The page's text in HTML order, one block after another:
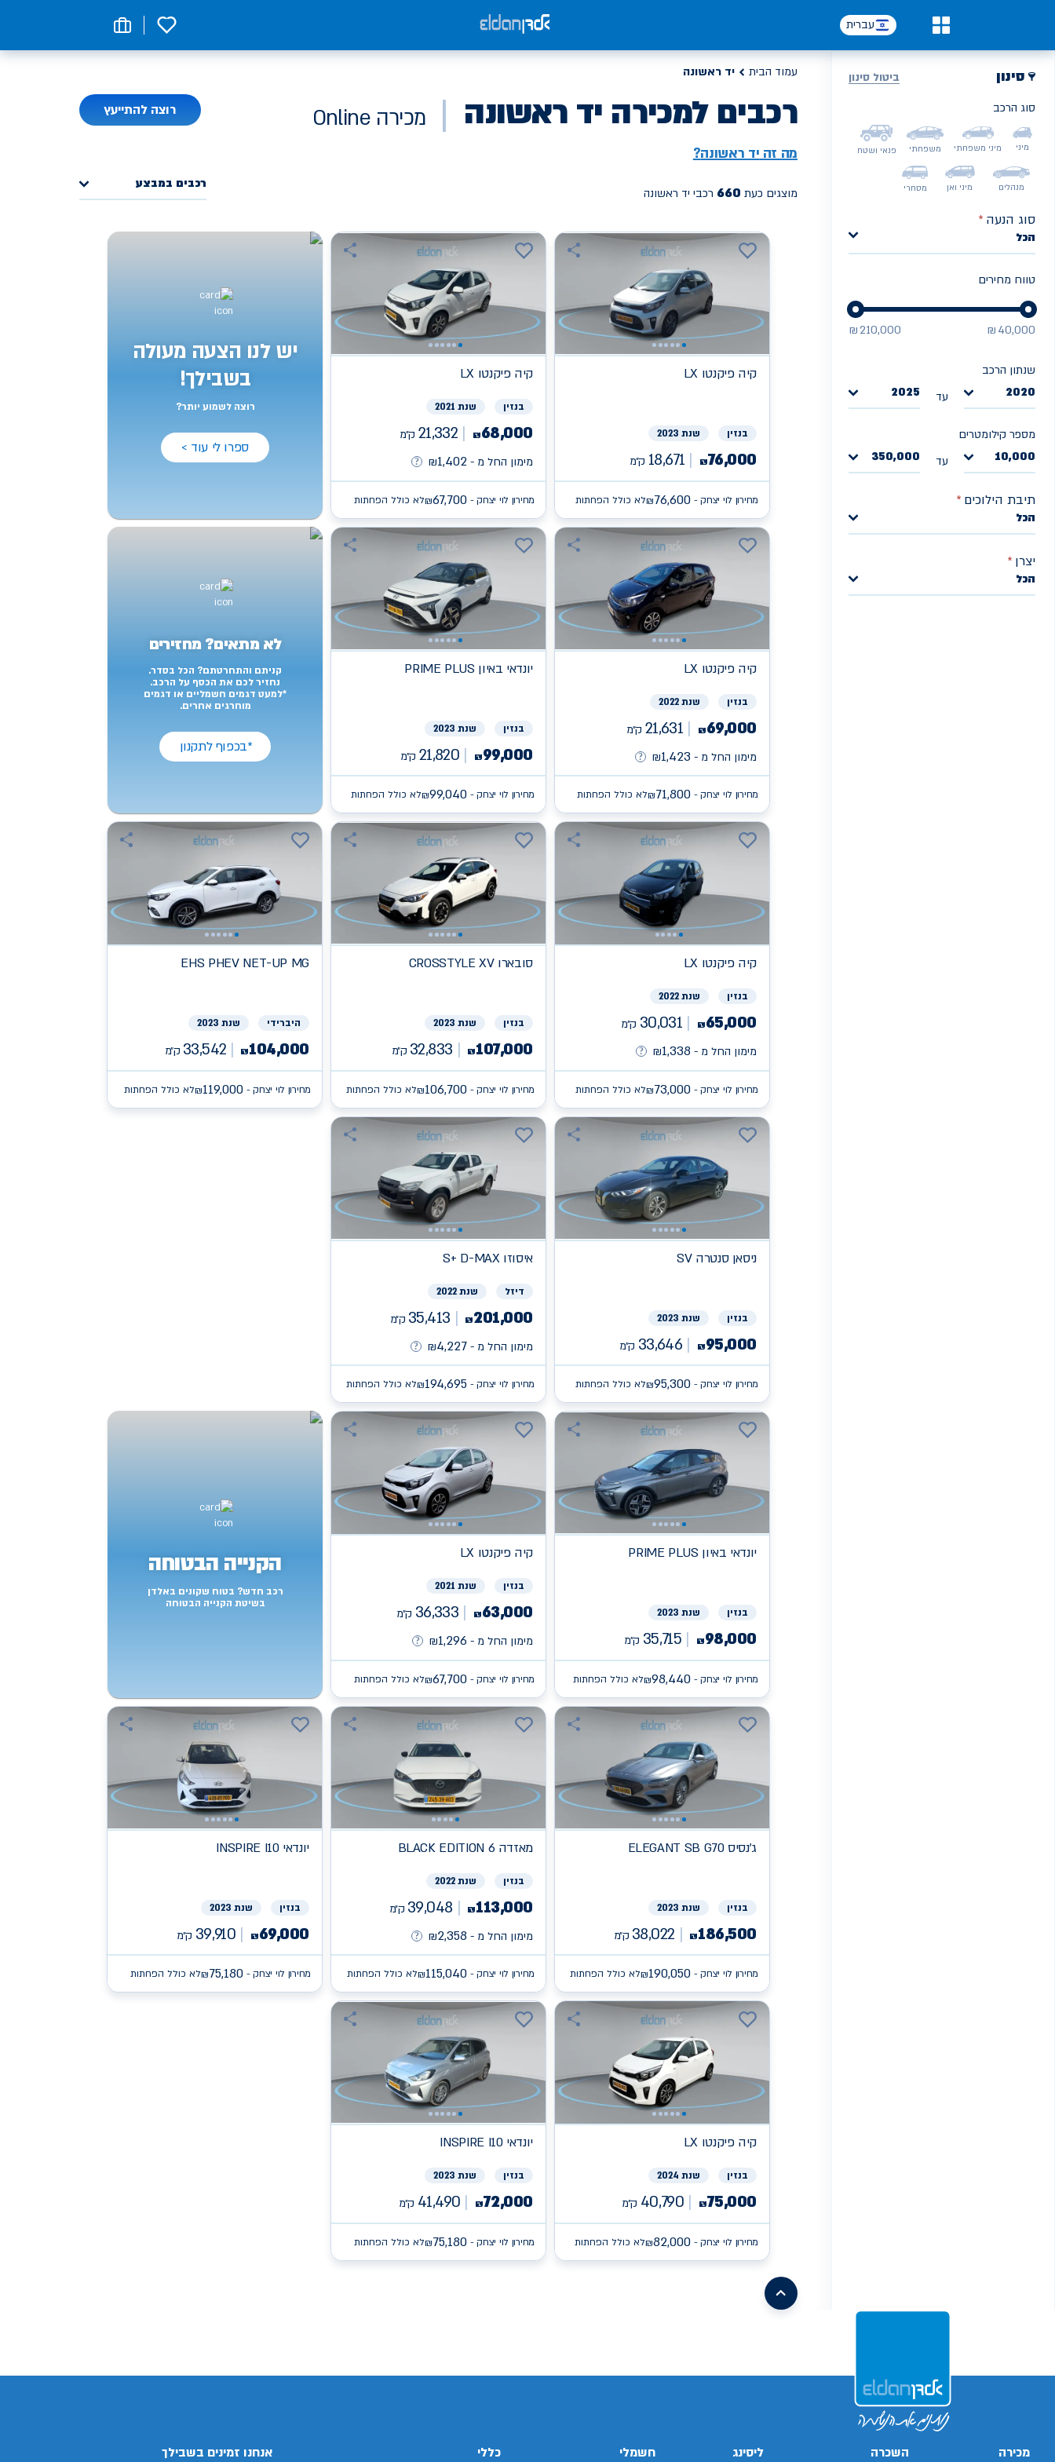
עברית 0
סינון ביטול סינון
סוג הרכב
מיני מיני משפחתי משפחתי פנאי ושטח
מנהלים מיני ואן מסחרי
סוג הנעה *
הכל
טווח מחירים
₪ 40,000
₪ 210,000
שנתון הרכב
2020
עד 2025
מספר קילומטרים
10,000
עד 350,000
תיבת הילוכים *
הכל
יצרן *
הכל
עמוד הבית יד ראשונה
רכבים למכירה יד ראשונה מכירה Online רוצה להתייעץ
מה זה יד ראשונה?
מוצגים כעת רכבי יד ראשונה
רכבים במבצע
קיהפיקנטו LX
בנזין שנת 2023
₪76,000
18,671 ק״מ
מחירון לוי יצחק - ₪76,600 לא כולל הפחתות
קיהפיקנטו LX
בנזין שנת 2021
₪68,000
21,332 ק״מ
מימון החל מ -
₪1,402
מחירון לוי יצחק - ₪67,700 לא כולל הפחתות
יש לנו הצעה מעולה
בשבילך!
רוצה לשמוע יותר?
ספרו לי עוד >
קיהפיקנטו LX
בנזין שנת 2022
₪69,000
21,631 ק״מ
מימון החל מ -
₪1,423
מחירון לוי יצחק - ₪71,800 לא כולל הפחתות
יונדאי PRIME PLUS באיון
בנזין שנת 2023
₪99,000
21,820 ק״מ
מחירון לוי יצחק - ₪99,040 לא כולל הפחתות
לא מתאים? מחזירים
קניתם והתחרטתם? הכל בסדר.
נחזיר לכם את הכסף על הרכב.
*למעט דגמים חשמליים או דגמים
מוחרגים אחרים.
*בכפוף לתקנון
קיהפיקנטו LX
בנזין שנת 2022
₪65,000
30,031 ק״מ
מימון החל מ -
₪1,338
מחירון לוי יצחק - ₪73,000 לא כולל הפחתות
סובארוCROSSTYLE XV
בנזין שנת 2023
₪107,000
32,833 ק״מ
מחירון לוי יצחק - ₪106,700 לא כולל הפחתות
MG
EHS PHEV NET-UP
היברידי שנת 2023
₪104,000
33,542 ק״מ
מחירון לוי יצחק - ₪119,000 לא כולל הפחתות
ניסאןSV סנטרה
בנזין שנת 2023
₪95,000
33,646 ק״מ
מחירון לוי יצחק - ₪95,300 לא כולל הפחתות
איסוזוS+ D-MAX
דיזל שנת 2022
₪201,000
35,413 ק״מ
מימון החל מ -
₪4,227
מחירון לוי יצחק - ₪194,695 לא כולל הפחתות
יונדאי PRIME PLUS באיון
בנזין שנת 2023
₪98,000
35,715 ק״מ
מחירון לוי יצחק - ₪98,440 לא כולל הפחתות
קיהפיקנטו LX
בנזין שנת 2021
₪63,000
36,333 ק״מ
מימון החל מ -
₪1,296
מחירון לוי יצחק - ₪67,700 לא כולל הפחתות
הקנייה הבטוחה
רכב חדש? בטוח שקונים באלדן
בשיטת הקנייה הבטוחה
ג'נסיסELEGANT SB G70
בנזין שנת 2023
₪186,500
38,022 ק״מ
מחירון לוי יצחק - ₪190,050 לא כולל הפחתות
מאזדה BLACK EDITION 6
בנזין שנת 2022
₪113,000
39,048 ק״מ
מימון החל מ -
₪2,358
מחירון לוי יצחק - ₪115,040 לא כולל הפחתות
יונדאיINSPIRE I10
בנזין שנת 2023
₪69,000
39,910 ק״מ
מחירון לוי יצחק - ₪75,180 לא כולל הפחתות
קיהפיקנטו LX
בנזין שנת 2024
₪75,000
40,790 ק״מ
מחירון לוי יצחק - ₪82,000 לא כולל הפחתות
יונדאיINSPIRE I10
בנזין שנת 2023
₪72,000
41,490 ק״מ
מחירון לוי יצחק - ₪75,180 לא כולל הפחתות
d-
max/search/firsthand/19559103/יונדאי-באיון /search/firsthand/73605402/קיה-פיקנטו
g70/search/firsthand/24539803/מאזדה-6
i10/search/firsthand/64326803/קיה-פיקנטו
מכירה השכרה ליסינג חשמלי כללי אנחנו זמינים בשבילך